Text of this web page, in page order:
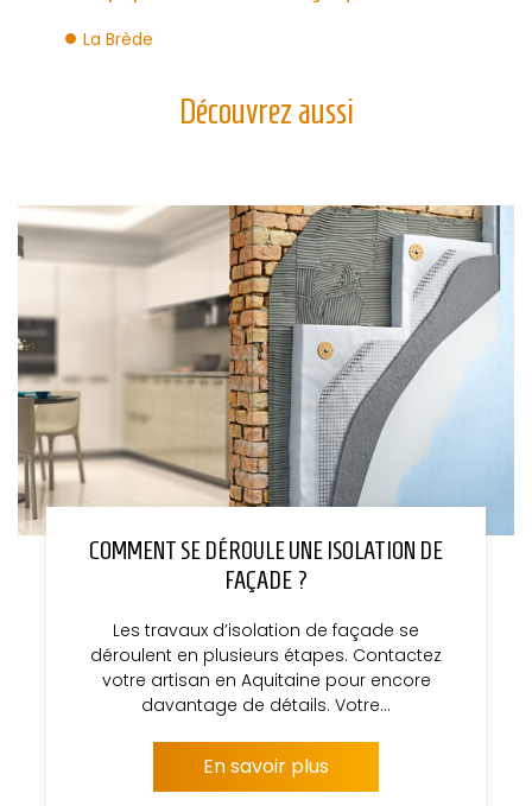
La Brède
Découvrez aussi
COMMENT SE DÉROULE UNE ISOLATION DE
FAÇADE ?
Les travaux d’isolation de façade se
déroulent en plusieurs étapes. Contactez
votre artisan en Aquitaine pour encore
davantage de détails. Votre…
En savoir plus